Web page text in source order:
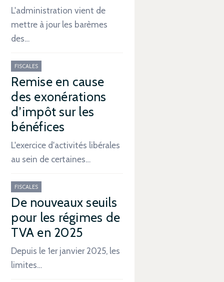
L'administration vient de
mettre à jour les barèmes
des…
FISCALES
Remise en cause
des exonérations
d’impôt sur les
bénéfices
L'exercice d'activités libérales
au sein de certaines…
FISCALES
De nouveaux seuils
pour les régimes de
TVA en 2025
Depuis le 1er janvier 2025, les
limites…